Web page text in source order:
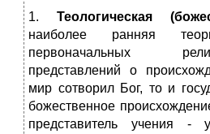
1. Теологическая
наиболее ранняя
первоначальных
представлений о
мир сотворил Бог, то и
божественное
представитель учения -